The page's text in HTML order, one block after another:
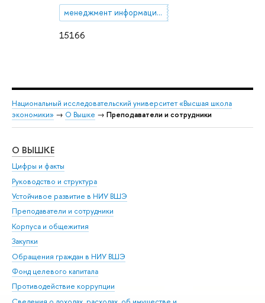
15166
менеджмент информационной безопасности
Национальный исследовательский университет «Высшая школа
экономики» → О Вышке → Преподаватели и сотрудники
О ВЫШКЕ
Цифры и факты
Руководство и структура
Устойчивое развитие в НИУ ВШЭ
Преподаватели и сотрудники
Корпуса и общежития
Закупки
Обращения граждан в НИУ ВШЭ
Фонд целевого капитала
Противодействие коррупции